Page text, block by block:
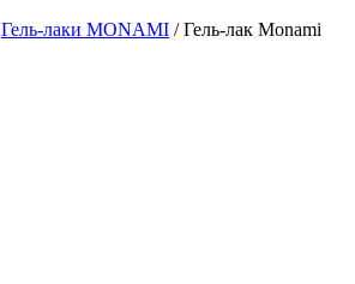
Гель-лаки MONAMI /Гель-лак Monami